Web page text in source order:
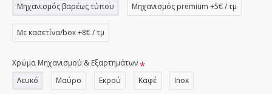
Μηχανισμός βαρέως τύπου
Μηχανισμός premium +5€ / τμ
Με κασετίνα/box +8€ / τμ
Χρώμα Μηχανισμού & Εξαρτημάτων
Λευκό
Μαύρο Εκρού Καφέ Inox